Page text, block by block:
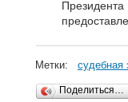
Метки: судебная
Поделиться…